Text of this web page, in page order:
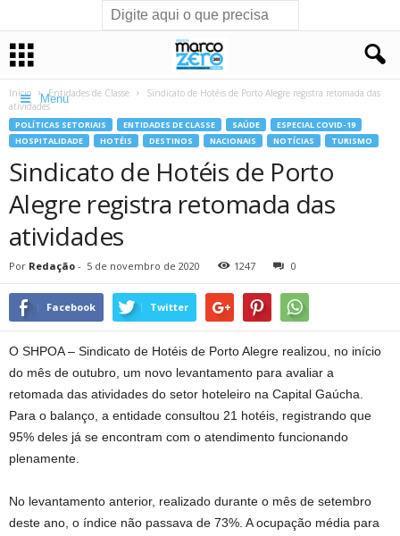
Menu
Início Entidades de Classe
Sindicato de Hotéis de Porto Alegre registra retomada das
atividades
POLÍTICAS SETORIAIS ENTIDADES DE CLASSE SAÚDE
ESPECIAL COVID-19
HOSPITALIDADE
HOTÉIS DESTINOS NACIONAIS NOTÍCIAS TURISMO
Sindicato de Hotéis de Porto
Alegre registra retomada das
atividades
Por Redação - 5 de novembro de 2020 1247 0
Facebook Twitter
O SHPOA – Sindicato de Hotéis de Porto Alegre realizou, no início
do mês de outubro, um novo levantamento para avaliar a
retomada das atividades do setor hoteleiro na Capital Gaúcha.
Para o balanço, a entidade consultou 21 hotéis, registrando que
95% deles já se encontram com o atendimento funcionando
plenamente.
No levantamento anterior, realizado durante o mês de setembro
deste ano, o índice não passava de 73%. A ocupação média para